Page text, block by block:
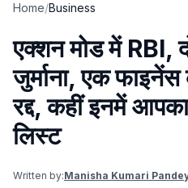
Home/Business
एक्शन मोड में RBI,
जुर्माना, एक
रद्द, कहीं इनमें
लिस्ट
Written by:Manisha Kumari